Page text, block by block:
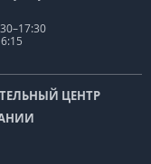
ЦЕНТР